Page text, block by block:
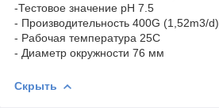
-Тестовое значение pH 7.5
- Производительность 400G (1,52m3/d)
- Рабочая температура 25C
- Диаметр окружности 76 мм
Скрыть